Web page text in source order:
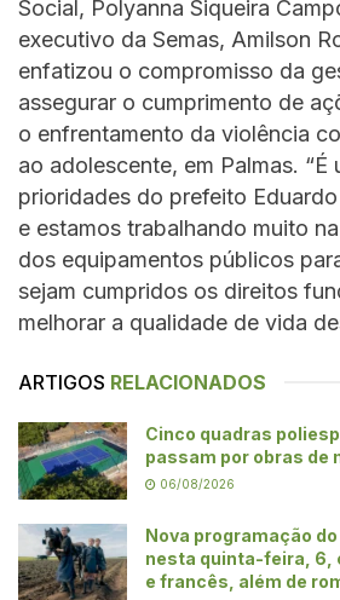
Social, Polyanna Siqueira
executivo da Semas, Amilson
enfatizou o compromisso da
assegurar o cumprimento de
o enfrentamento da violência
ao adolescente, em Palmas. “É
prioridades do prefeito
e estamos trabalhando muito
dos equipamentos públicos
sejam cumpridos os direitos
melhorar a qualidade de vida
ARTIGOS RELACIONADOS
Cinco quadras
passam por obras de
06/08/2026
Nova programação
nesta quinta-feira, 6,
e francês, além de